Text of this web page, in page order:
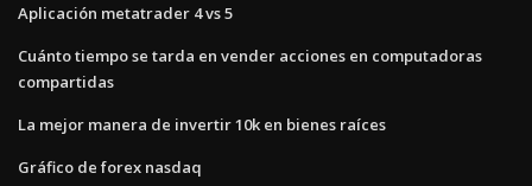
Aplicación metatrader 4 vs 5
Cuánto tiempo se tarda en vender acciones en computadoras
compartidas
La mejor manera de invertir 10k en bienes raíces
Gráfico de forex nasdaq